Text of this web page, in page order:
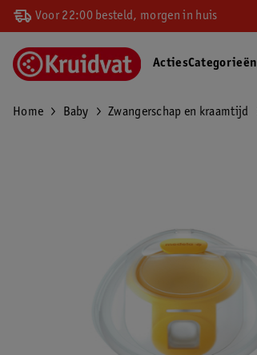
Voor 22:00 besteld, morgen in huis
ActiesCategorieën
Home Baby Zwangerschap en kraamtijd